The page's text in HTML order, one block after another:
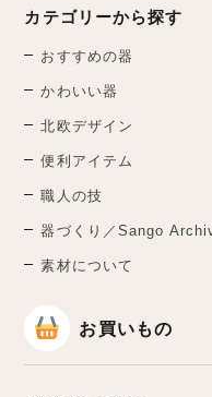
カテゴリーから探す
おすすめの器
かわいい器
北欧デザイン
便利アイテム
職人の技
器づくり／Sango
素材について
お買いもの